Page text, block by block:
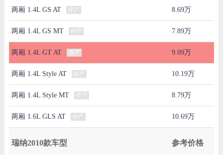
两厢 1.4L GS AT 停产 8.69万
两厢 1.4L GS MT 停产 7.89万
两厢 1.4L GT AT 停产 9.09万
两厢 1.4L Style AT 停产 10.19万
两厢 1.4L Style MT 停产 8.79万
两厢 1.6L GLS AT 停产 10.69万
瑞纳2010款车型 参考价格